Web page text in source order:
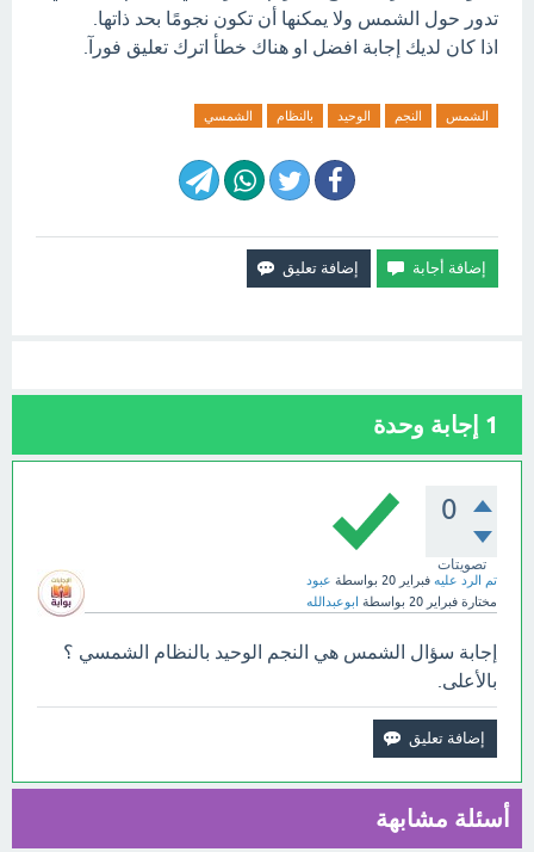
تدور حول الشمس ولا يمكنها أن تكون نجومًا بحد ذاتها.
اذا كان لديك إجابة افضل او هناك خطأ اترك تعليق فورآ.
الشمس النجم الوحيد بالنظام الشمسي
1 إجابة وحدة
0
تصويتات
تم الرد عليه فبراير 20 بواسطة عبود
مختارة فبراير 20 بواسطة ابوعبدالله
إجابة سؤال الشمس هي النجم الوحيد بالنظام الشمسي ؟
بالأعلى.
أسئلة مشابهة